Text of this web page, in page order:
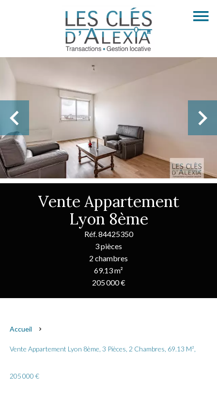
Vente Appartement
Lyon 8ème
Réf. 84425350
3 pièces
2 chambres
69.13 m²
205 000 €
Accueil
Vente Appartement Lyon 8ème, 3 Pièces, 2 Chambres, 69.13 M²,
205 000 €